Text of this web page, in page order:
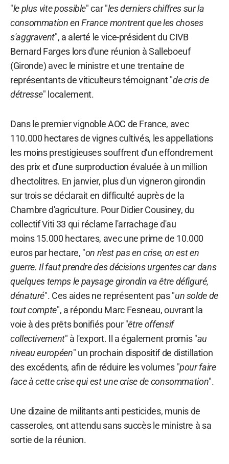
"le plus vite possible" car "les derniers chiffres sur la
consommation en France montrent que les choses
s'aggravent", a alerté le vice-président du CIVB
Bernard Farges lors d'une réunion à Salleboeuf
(Gironde) avec le ministre et une trentaine de
représentants de viticulteurs témoignant "de cris de
détresse" localement.
Dans le premier vignoble AOC de France, avec
110.000 hectares de vignes cultivés, les appellations
les moins prestigieuses souffrent d'un effondrement
des prix et d'une surproduction évaluée à un million
d'hectolitres. En janvier, plus d'un vigneron girondin
sur trois se déclarait en difficulté auprès de la
Chambre d'agriculture. Pour Didier Cousiney, du
collectif Viti 33 qui réclame l'arrachage d'au
moins 15.000 hectares, avec une prime de 10.000
euros par hectare, "on n'est pas en crise, on est en
guerre. Il faut prendre des décisions urgentes car dans
quelques temps le paysage girondin va être défiguré,
dénaturé". Ces aides ne représentent pas "un solde de
tout compte", a répondu Marc Fesneau, ouvrant la
voie à des prêts bonifiés pour "être offensif
collectivement" à l'export. Il a également promis "au
niveau européen" un prochain dispositif de distillation
des excédents, afin de réduire les volumes "pour faire
face à cette crise qui est une crise de consommation".
Une dizaine de militants anti pesticides, munis de
casseroles, ont attendu sans succès le ministre à sa
sortie de la réunion.